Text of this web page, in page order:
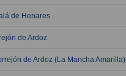
de Henares
de Ardoz
de Ardoz (La Mancha Amarilla)